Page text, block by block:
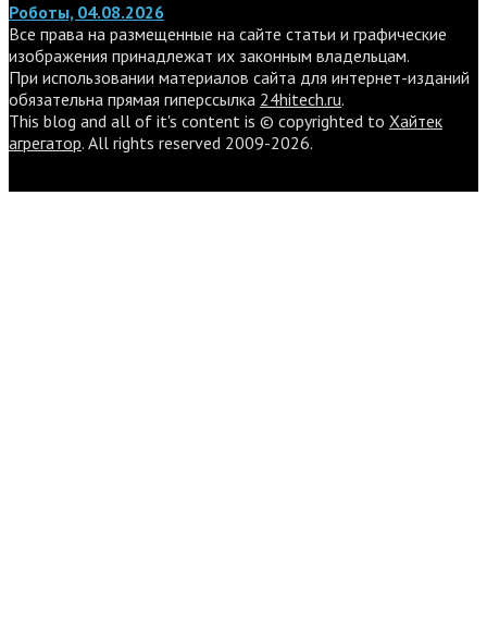
Роботы, 04.08.2026
Все права на размещенные на сайте статьи и графические
изображения принадлежат их законным владельцам.
При использовании материалов сайта для интернет-изданий
обязательна прямая гиперссылка 24hitech.ru.
This blog and all of it's content is © copyrighted to Хайтек
агрегатор. All rights reserved 2009-2026.